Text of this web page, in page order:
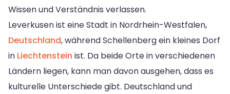
Wissen und Verständnis verlassen.
Leverkusen ist eine Stadt in Nordrhein-Westfalen,
Deutschland, während Schellenberg ein kleines Dorf
in Liechtenstein ist. Da beide Orte in verschiedenen
Ländern liegen, kann man davon ausgehen, dass es
kulturelle Unterschiede gibt. Deutschland und